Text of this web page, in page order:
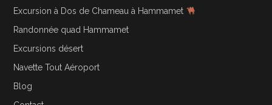
Excursion à Dos de Chameau à Hammamet
Randonnée quad Hammamet
Excursions désert
Navette Tout Aéroport
Blog